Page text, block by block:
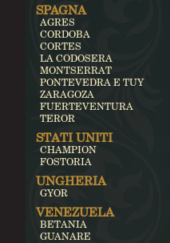
SPAGNA
AGRES
CORDOBA
CORTES
LA CODOSERA
MONTSERRAT
PONTEVEDRA E TUY
ZARAGOZA
FUERTEVENTURA
TEROR
STATI UNITI
CHAMPION
FOSTORIA
UNGHERIA
GYOR
VENEZUELA
BETANIA
GUANARE